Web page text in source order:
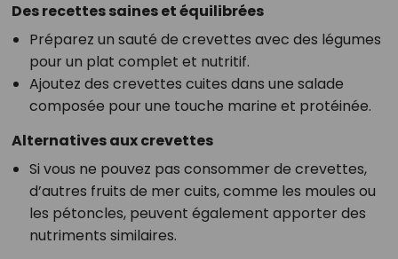
Des recettes saines et équilibrées
Préparez un sauté de crevettes avec des légumes
pour un plat complet et nutritif.
Ajoutez des crevettes cuites dans une salade
composée pour une touche marine et protéinée.
Alternatives aux crevettes
Si vous ne pouvez pas consommer de crevettes,
d’autres fruits de mer cuits, comme les moules ou
les pétoncles, peuvent également apporter des
nutriments similaires.